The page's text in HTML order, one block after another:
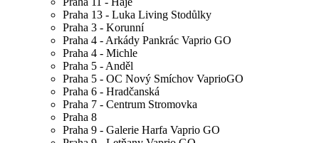
Praha 13 - Luka Living Stodůlky
Praha 3 - Korunní
Praha 4 - Arkády Pankrác Vaprio GO
Praha 4 - Michle
Praha 5 - Anděl
Praha 5 - OC Nový Smíchov VaprioGO
Praha 6 - Hradčanská
Praha 7 - Centrum Stromovka
Praha 8
Praha 9 - Galerie Harfa Vaprio GO